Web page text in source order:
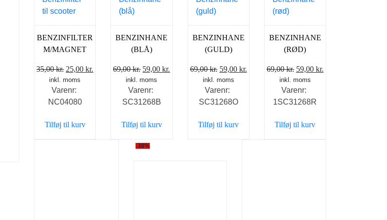
BENZINFILTER
M/MAGNET
35,00kr. Den
oprindelige
pris
var:
25,00kr.
inkl. moms
Varenr:
NC04080
Tilføj til kurv
BENZINHANE
(BLÅ)
69,00kr. Den
oprindelige
pris
var:
59,00kr.
inkl. moms
Varenr:
SC31268B
Tilføj til kurv
BENZINHANE
(GULD)
69,00kr. Den
oprindelige
pris
var:
59,00 kr.
inkl. moms
Varenr:
SC31268O
Tilføj til kurv
BENZINHANE
(RØD)
69,00kr. Den
oprindelige
pris
var:
59,00 kr.
inkl. moms
Varenr:
1SC31268R
Tilføj til kurv
-38%